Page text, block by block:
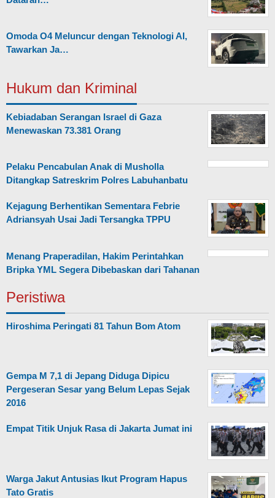
Omoda O4 Meluncur dengan Teknologi AI,
Tawarkan Ja…
Hukum dan Kriminal
Kebiadaban Serangan Israel di Gaza
Menewaskan 73.381 Orang
Pelaku Pencabulan Anak di Musholla
Ditangkap Satreskrim Polres Labuhanbatu
Kejagung Berhentikan Sementara Febrie
Adriansyah Usai Jadi Tersangka TPPU
Menang Praperadilan, Hakim Perintahkan
Bripka YML Segera Dibebaskan dari Tahanan
Peristiwa
Hiroshima Peringati 81 Tahun Bom Atom
Gempa M 7,1 di Jepang Diduga Dipicu
Pergeseran Sesar yang Belum Lepas Sejak
2016
Empat Titik Unjuk Rasa di Jakarta Jumat ini
Warga Jakut Antusias Ikut Program Hapus
Tato Gratis